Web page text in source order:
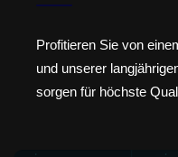
Profitieren Sie von
und unserer
sorgen für höchste